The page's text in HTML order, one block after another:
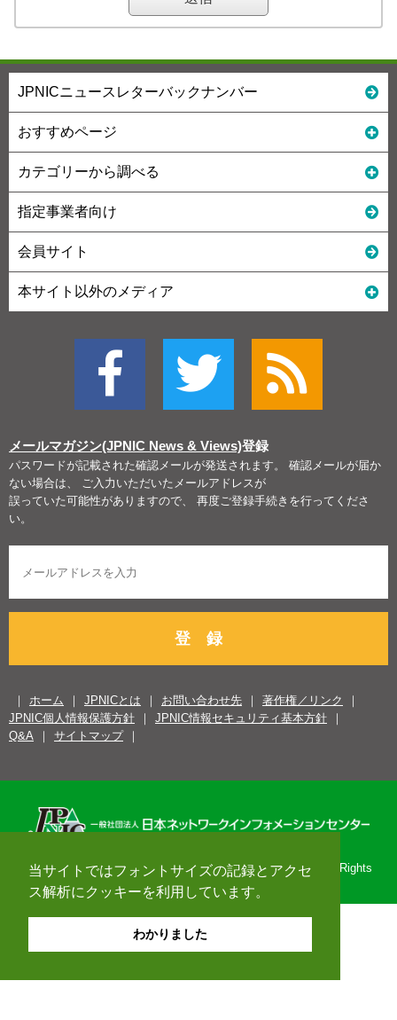
当サイトではフォントサイズの記録とアクセ
ス解析にクッキーを利用しています。
わかりました
JPNICニュースレターバックナンバー
おすすめページ
カテゴリーから調べる
指定事業者向け
会員サイト
本サイト以外のメディア
メールマガジン(JPNIC News & Views)登録
パスワードが記載された確認メールが発送されます。 確認メールが届か
ない場合は、 ご入力いただいたメールアドレスが
誤っていた可能性がありますので、 再度ご登録手続きを行ってくださ
い。
登 録
ホーム JPNICとは お問い合わせ先
著作権／リンク
JPNIC個人情報保護方針
JPNIC情報セキュリティ基本方針
Q&A
サイトマップ
Copyright© 1996-2026 Japan Network Information Center. All Rights
Reserved.